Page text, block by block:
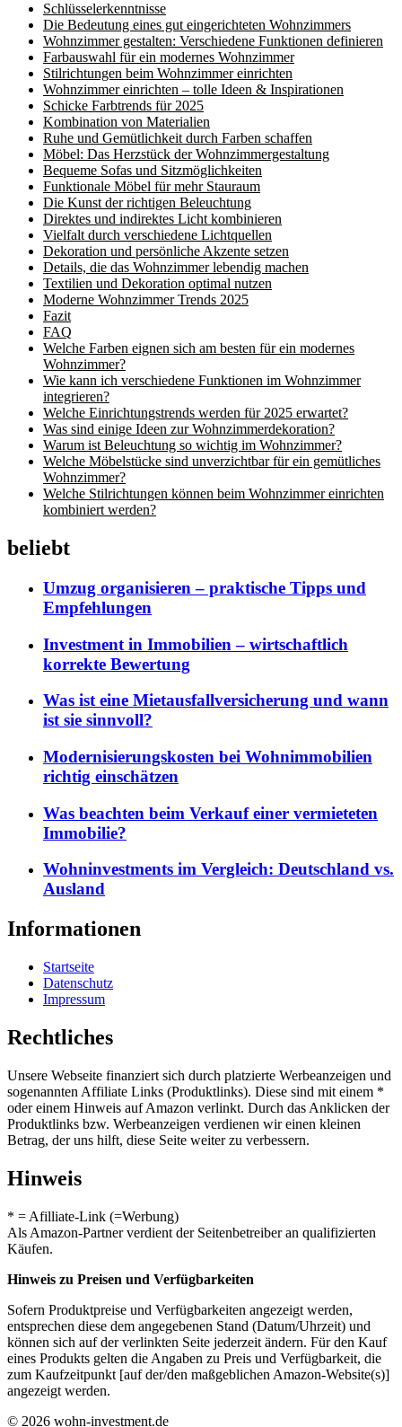
Schlüsselerkenntnisse
Die Bedeutung eines gut eingerichteten Wohnzimmers
Wohnzimmer gestalten: Verschiedene Funktionen definieren
Farbauswahl für ein modernes Wohnzimmer
Stilrichtungen beim Wohnzimmer einrichten
Wohnzimmer einrichten – tolle Ideen & Inspirationen
Schicke Farbtrends für 2025
Kombination von Materialien
Ruhe und Gemütlichkeit durch Farben schaffen
Möbel: Das Herzstück der Wohnzimmergestaltung
Bequeme Sofas und Sitzmöglichkeiten
Funktionale Möbel für mehr Stauraum
Die Kunst der richtigen Beleuchtung
Direktes und indirektes Licht kombinieren
Vielfalt durch verschiedene Lichtquellen
Dekoration und persönliche Akzente setzen
Details, die das Wohnzimmer lebendig machen
Textilien und Dekoration optimal nutzen
Moderne Wohnzimmer Trends 2025
Fazit
FAQ
Welche Farben eignen sich am besten für ein modernes
Wohnzimmer?
Wie kann ich verschiedene Funktionen im Wohnzimmer
integrieren?
Welche Einrichtungstrends werden für 2025 erwartet?
Was sind einige Ideen zur Wohnzimmerdekoration?
Warum ist Beleuchtung so wichtig im Wohnzimmer?
Welche Möbelstücke sind unverzichtbar für ein gemütliches
Wohnzimmer?
Welche Stilrichtungen können beim Wohnzimmer einrichten
kombiniert werden?
beliebt
Umzug organisieren – praktische Tipps und
Empfehlungen
Investment in Immobilien – wirtschaftlich
korrekte Bewertung
Was ist eine Mietausfallversicherung und wann
ist sie sinnvoll?
Modernisierungskosten bei Wohnimmobilien
richtig einschätzen
Was beachten beim Verkauf einer vermieteten
Immobilie?
Wohninvestments im Vergleich: Deutschland vs.
Ausland
Informationen
Startseite
Datenschutz
Impressum
Rechtliches
Unsere Webseite finanziert sich durch platzierte Werbeanzeigen und
sogenannten Affiliate Links (Produktlinks). Diese sind mit einem *
oder einem Hinweis auf Amazon verlinkt. Durch das Anklicken der
Produktlinks bzw. Werbeanzeigen verdienen wir einen kleinen
Betrag, der uns hilft, diese Seite weiter zu verbessern.
Hinweis
* = Afilliate-Link (=Werbung)
Als Amazon-Partner verdient der Seitenbetreiber an qualifizierten
Käufen.
Hinweis zu Preisen und Verfügbarkeiten
Sofern Produktpreise und Verfügbarkeiten angezeigt werden,
entsprechen diese dem angegebenen Stand (Datum/Uhrzeit) und
können sich auf der verlinkten Seite jederzeit ändern. Für den Kauf
eines Produkts gelten die Angaben zu Preis und Verfügbarkeit, die
zum Kaufzeitpunkt [auf der/den maßgeblichen Amazon-Website(s)]
angezeigt werden.
© 2026 wohn-investment.de